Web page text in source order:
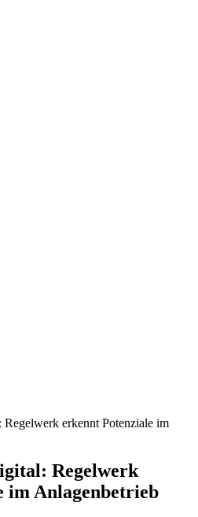
erkennt Potenziale im
Regelwerk
im Anlagenbetrieb